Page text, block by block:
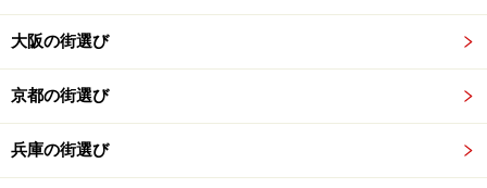
大阪の街選び
京都の街選び
兵庫の街選び